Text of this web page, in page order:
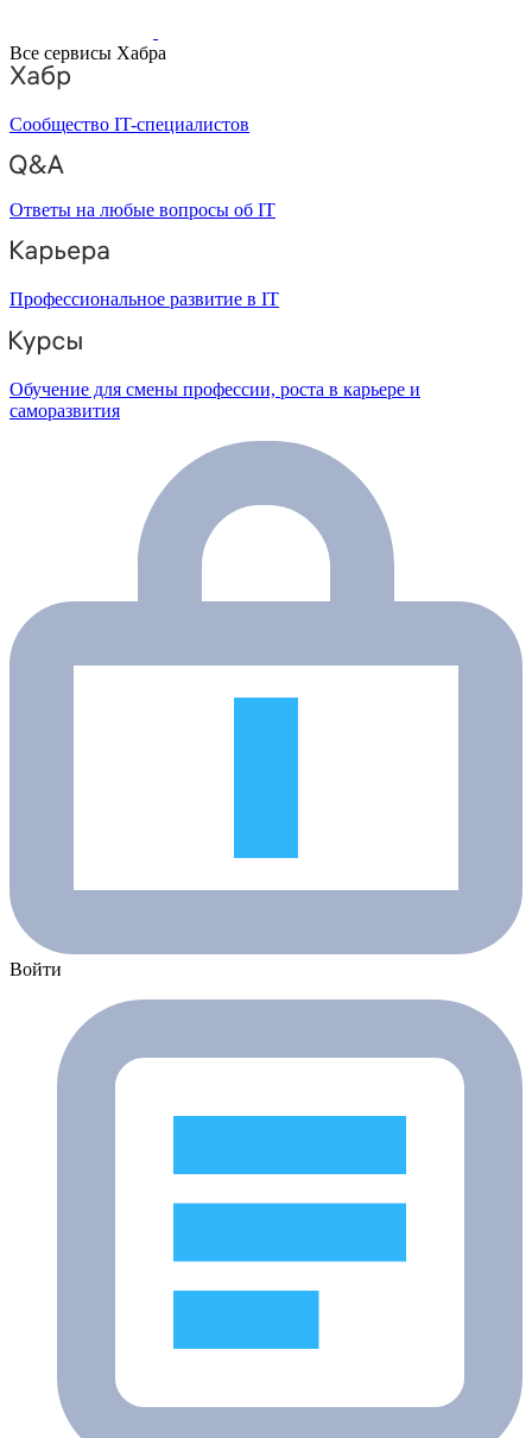
Все сервисы Хабра
Сообщество IT-специалистов
Ответы на любые вопросы об IT
Профессиональное развитие в IT
Обучение для смены профессии, роста в карьере и
саморазвития
Войти